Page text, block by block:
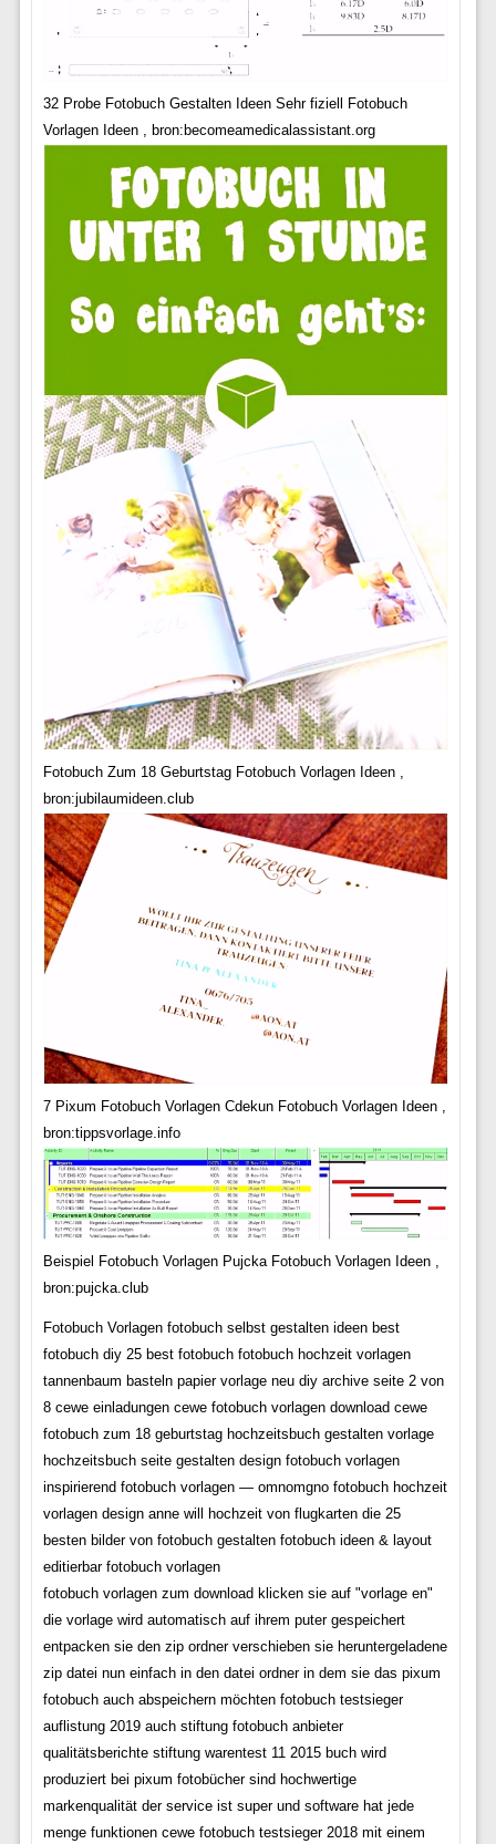
32 Probe Fotobuch Gestalten Ideen Sehr fiziell Fotobuch
Vorlagen Ideen , bron:becomeamedicalassistant.org
Fotobuch Zum 18 Geburtstag Fotobuch Vorlagen Ideen ,
bron:jubilaumideen.club
7 Pixum Fotobuch Vorlagen Cdekun Fotobuch Vorlagen Ideen ,
bron:tippsvorlage.info
Beispiel Fotobuch Vorlagen Pujcka Fotobuch Vorlagen Ideen ,
bron:pujcka.club
Fotobuch Vorlagen fotobuch selbst gestalten ideen best
fotobuch diy 25 best fotobuch fotobuch hochzeit vorlagen
tannenbaum basteln papier vorlage neu diy archive seite 2 von
8 cewe einladungen cewe fotobuch vorlagen download cewe
fotobuch zum 18 geburtstag hochzeitsbuch gestalten vorlage
hochzeitsbuch seite gestalten design fotobuch vorlagen
inspirierend fotobuch vorlagen — omnomgno fotobuch hochzeit
vorlagen design anne will hochzeit von flugkarten die 25
besten bilder von fotobuch gestalten fotobuch ideen & layout
editierbar fotobuch vorlagen
fotobuch vorlagen zum download klicken sie auf "vorlage en"
die vorlage wird automatisch auf ihrem puter gespeichert
entpacken sie den zip ordner verschieben sie heruntergeladene
zip datei nun einfach in den datei ordner in dem sie das pixum
fotobuch auch abspeichern möchten fotobuch testsieger
auflistung 2019 auch stiftung fotobuch anbieter
qualitätsberichte stiftung warentest 11 2015 buch wird
produziert bei pixum fotobücher sind hochwertige
markenqualität der service ist super und software hat jede
menge funktionen cewe fotobuch testsieger 2018 mit einem